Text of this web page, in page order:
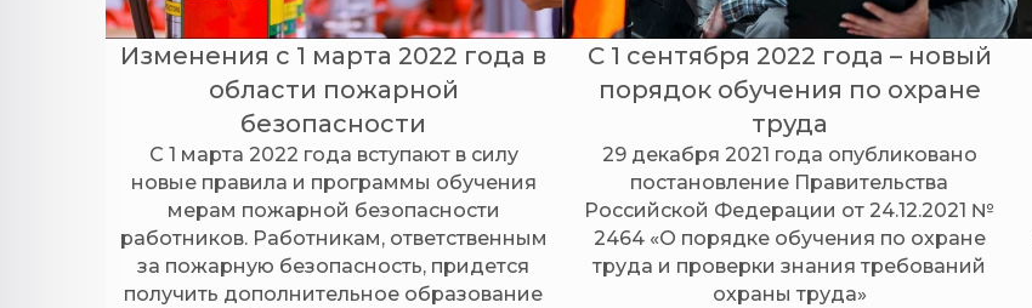
Изменения с 1 марта 2022 года в
области пожарной
безопасности
С 1 марта 2022 года вступают в силу
новые правила и программы обучения
мерам пожарной безопасности
работников. Работникам, ответственным
за пожарную безопасность, придется
получить дополнительное образование
С 1 сентября 2022 года – новый
порядок обучения по охране
труда
29 декабря 2021 года опубликовано
постановление Правительства
Российской Федерации от 24.12.2021 №
2464 «О порядке обучения по охране
труда и проверки знания требований
охраны труда»​​​​​​​